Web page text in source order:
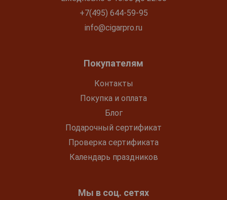
+7(495) 644-59-95
info@cigarpro.ru
Покупателям
Контакты
Покупка и оплата
Блог
Подарочный сертификат
Проверка сертификата
Календарь праздников
Мы в соц. сетях